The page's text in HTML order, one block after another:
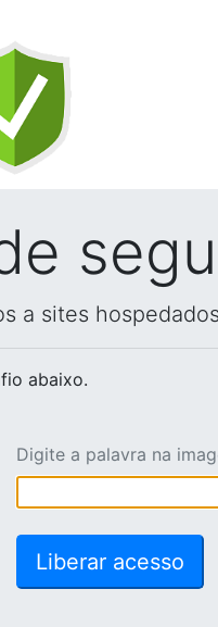
a sites
abaixo.
Digite a palavra na